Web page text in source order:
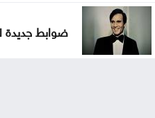
ضوابط جديدة